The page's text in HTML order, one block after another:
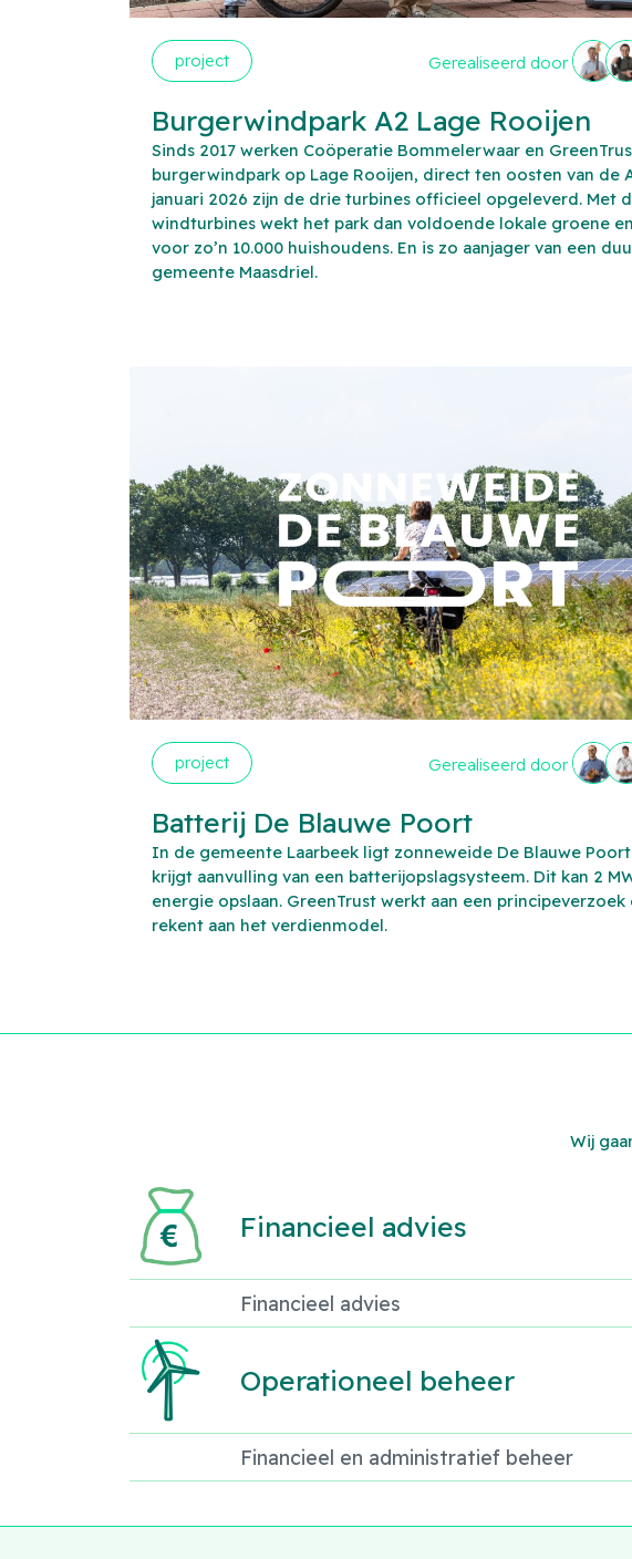
project Gerealiseerd door
Burgerwindpark A2 Lage Rooijen
Sinds 2017 werken Coöperatie Bommelerwaar en
burgerwindpark op Lage Rooijen, direct ten oosten van de
januari 2026 zijn de drie turbines officieel opgeleverd. Met
windturbines wekt het park dan voldoende lokale groene
voor zo’n 10.000 huishoudens. En is zo aanjager van een
gemeente Maasdriel.
project Gerealiseerd door
Batterij De Blauwe Poort
In de gemeente Laarbeek ligt zonneweide De Blauwe
krijgt aanvulling van een batterijopslagsysteem. Dit kan 2
energie opslaan. GreenTrust werkt aan een principeverzoek
rekent aan het verdienmodel.
Wij
Financieel advies
Financieel advies
Operationeel beheer
Financieel en administratief beheer